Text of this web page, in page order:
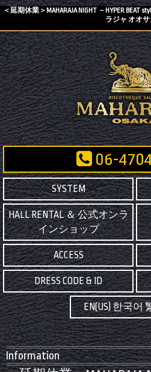
＜延期休業＞MAHARAJA NIGHT －HYPER BEAT
ラジャ オオサ
06-
SYSTEM
HALL RENTAL ＆ 公式オンラ
インショップ
ACCESS
DRESS CODE & ID
EN(US) 한국어
Information